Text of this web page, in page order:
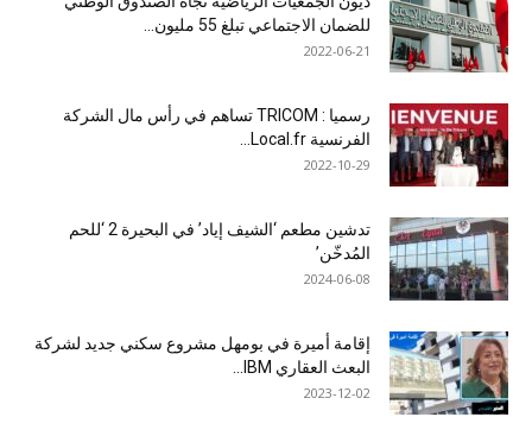
للضمان الاجتماعي تبلغ 55 مليون...
2022-06-21
رسميا : TRICOM تساهم في رأس مال الشركة
الفرنسية Local.fr...
2022-10-29
تدشين مطعم ‘الشيف إياد’ في البحيرة 2 ‘للحم
المُدخّن’
2024-06-08
إقامة أميرة في بومهل مشروع سكني جديد لشركة
البعث العقاري IBM...
2023-12-02